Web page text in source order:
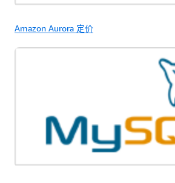
Amazon Aurora 定价